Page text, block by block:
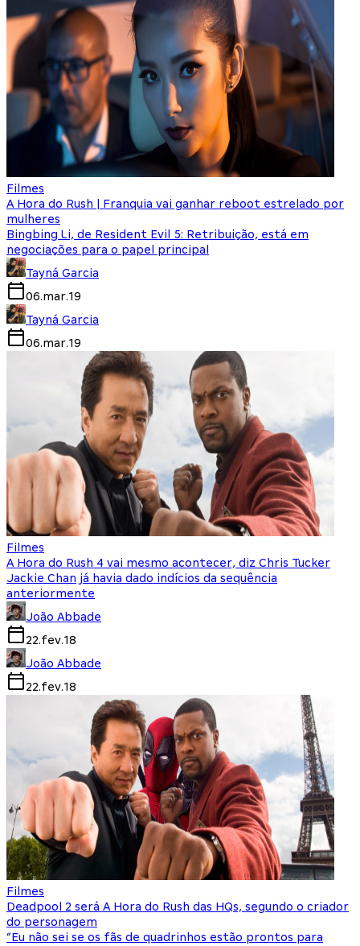
Filmes
A Hora do Rush | Franquia vai ganhar reboot estrelado por
mulheres
Bingbing Li, de Resident Evil 5: Retribuição, está em
negociações para o papel principal
Tayná Garcia
06.mar.19
Tayná Garcia
06.mar.19
Filmes
A Hora do Rush 4 vai mesmo acontecer, diz Chris Tucker
Jackie Chan já havia dado indícios da sequência
anteriormente
João Abbade
22.fev.18
João Abbade
22.fev.18
Filmes
Deadpool 2 será A Hora do Rush das HQs, segundo o criador
do personagem
“Eu não sei se os fãs de quadrinhos estão prontos para